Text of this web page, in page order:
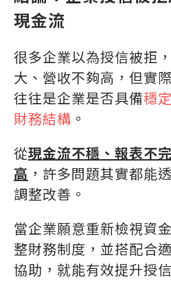
現金流
很多企業以為授信被拒
大、營收不夠高，但實
往往是企業是否具備穩
財務結構 。
從現金流不穩、報表不
高 ，許多問題其實都能
調整改善。
當企業願意重新檢視資
整財務制度，並搭配合
協助，就能有效提升授